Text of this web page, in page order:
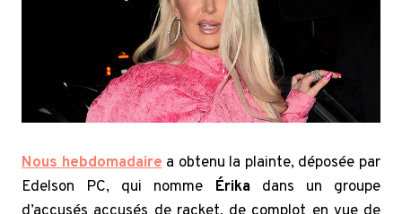
Nous hebdomadaire a obtenu la plainte, déposée par
Edelson PC, qui nomme Érikadans un groupe